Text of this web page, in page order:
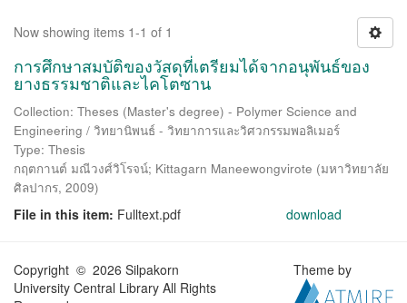
Now showing items 1-1 of 1
การศึกษาสมบัติของวัสดุที่เตรียมได้จากอนุพันธ์ของ
ยางธรรมชาติและไคโตซาน
Collection: Theses (Master's degree) - Polymer Science and
Engineering / วิทยานิพนธ์ - วิทยาการและวิศวกรรมพอลิเมอร์
Type: Thesis
กฤตกานต์ มณีวงศ์วิโรจน์; Kittagarn Maneewongvirote (มหาวิทยาลัย
ศิลปากร, 2009)
File in this item: Fulltext.pdf download
Copyright © 2026 Silpakorn
University Central Library All Rights
Theme by